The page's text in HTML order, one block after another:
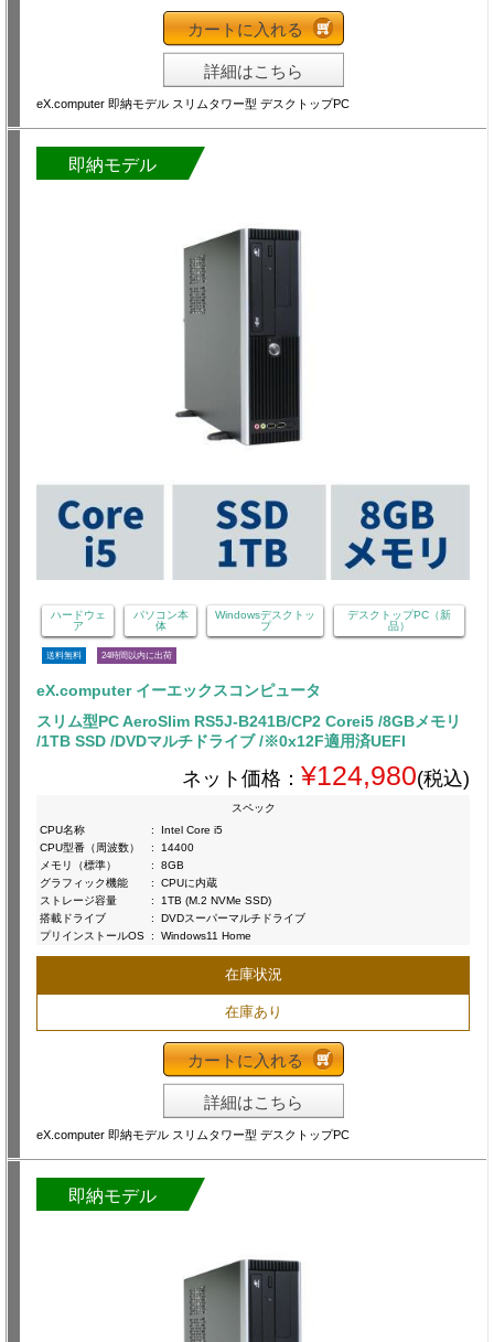
カートに入れる
詳細はこちら
eX.computer 即納モデル スリムタワー型 デスクトップPC
即納モデル
ハードウェ
ア
パソコン本
体
Windowsデスクトッ
プ
デスクトップPC（新
品）
送料無料 24時間以内に出荷
eX.computer イーエックスコンピュータ
スリム型PC AeroSlim RS5J-B241B/CP2 Corei5 /8GBメモリ
/1TB SSD /DVDマルチドライブ /※0x12F適用済UEFI
ネット価格： ¥124,980(税込)
スペック
CPU名称
:
Intel Core i5
CPU型番（周波数）
:
14400
メモリ（標準）
:
8GB
グラフィック機能
:
CPUに内蔵
ストレージ容量
:
1TB (M.2 NVMe SSD)
搭載ドライブ
:
DVDスーパーマルチドライブ
プリインストールOS : Windows11 Home
在庫状況
在庫あり
カートに入れる
詳細はこちら
eX.computer 即納モデル スリムタワー型 デスクトップPC
即納モデル